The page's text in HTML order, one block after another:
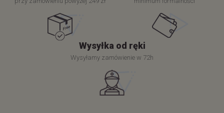
Wysyłka od ręki
Wysyłamy zamówienie w 72h